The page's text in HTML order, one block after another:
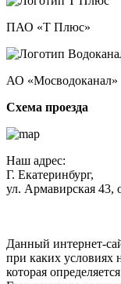
ПАО «Т Плюс»
АО «Мосводоканал»
Схема проезда
Наш адрес:
Г. Екатеринбург,
ул. Армавирская 43,
Данный интернет-
при каких условиях
которая